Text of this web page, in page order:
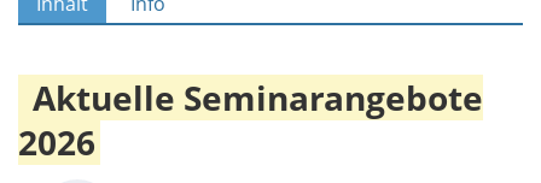
Aktuelle Seminarangebote
2026